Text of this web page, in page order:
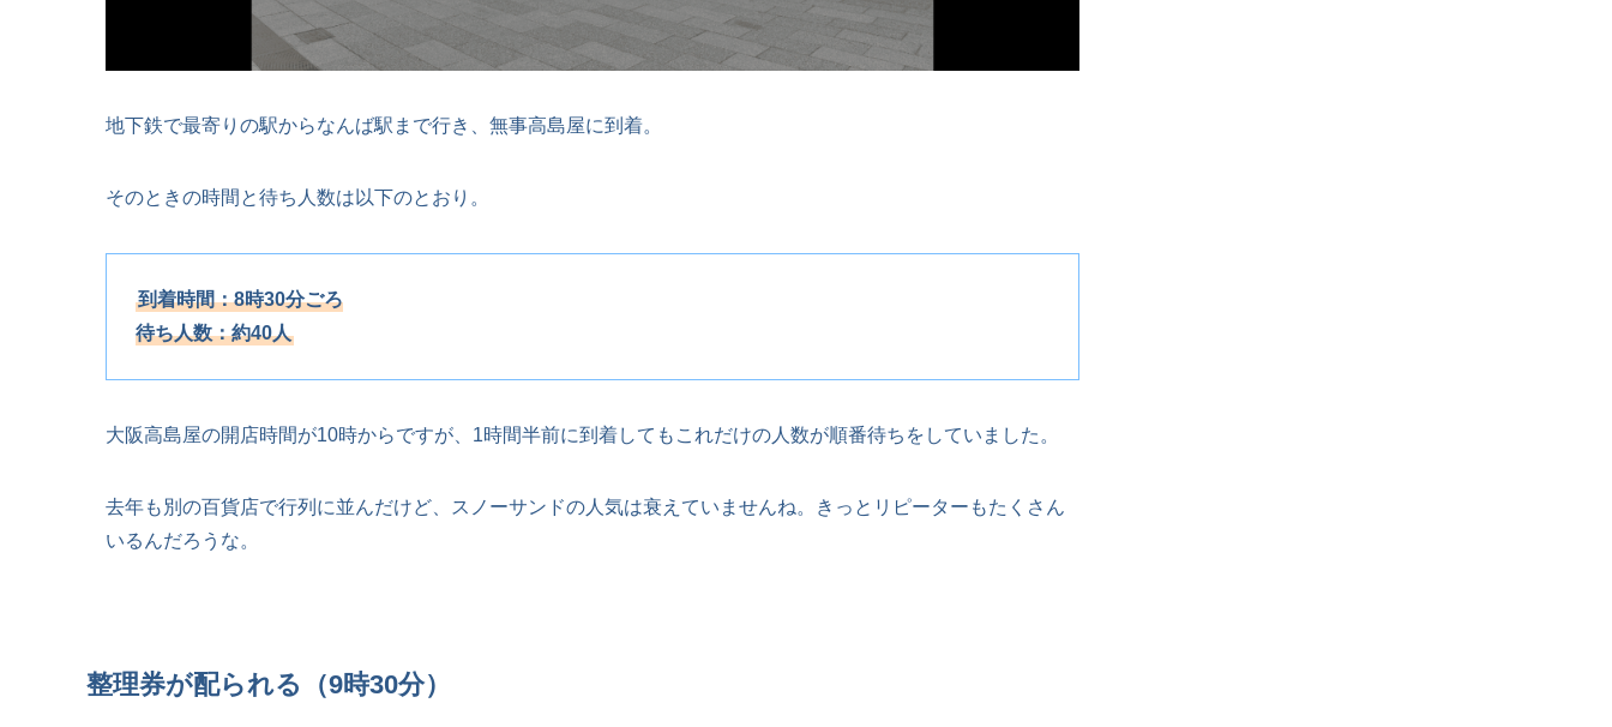
地下鉄で最寄りの駅からなんば駅まで行き、無事高島屋に到着。
そのときの時間と待ち人数は以下のとおり。
到着時間：8時30分ごろ
待ち人数：約40人
大阪高島屋の開店時間が10時からですが、1時間半前に到着してもこれだけの人数が順番待ちをしていました。
去年も別の百貨店で行列に並んだけど、スノーサンドの人気は衰えていませんね。きっとリピーターもたくさん
いるんだろうな。
整理券が配られる（9時30分）